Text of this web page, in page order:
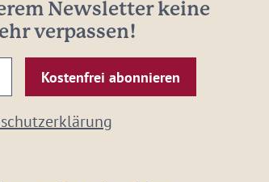
Newsletter keine
verpassen!